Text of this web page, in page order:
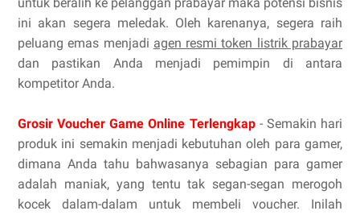
ini akan segera meledak. Oleh karenanya, segera raih
peluang emas menjadi agen resmi token listrik prabayar
dan pastikan Anda menjadi pemimpin di antara
kompetitor Anda.
Grosir Voucher Game Online Terlengkap- Semakin hari
produk ini semakin menjadi kebutuhan oleh para gamer,
dimana Anda tahu bahwasanya sebagian para gamer
adalah maniak, yang tentu tak segan-segan merogoh
kocek dalam-dalam untuk membeli voucher. Inilah